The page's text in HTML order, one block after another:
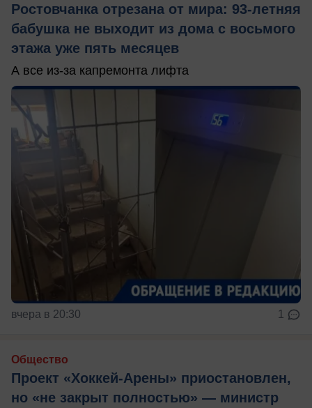
Ростовчанка отрезана от мира: 93-летняя
бабушка не выходит из дома с восьмого
этажа уже пять месяцев
А все из-за капремонта лифта
вчера в 20:30 1
Общество
Проект «Хоккей-Арены» приостановлен,
но «не закрыт полностью» — министр